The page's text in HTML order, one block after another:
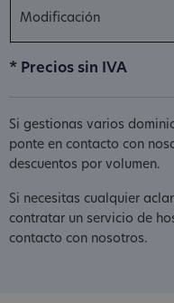
* Precios sin IVA
Si gestionas varios
ponte en contacto con
descuentos por volumen.
Si necesitas cualquier
contratar un servicio de
contacto con nosotros.